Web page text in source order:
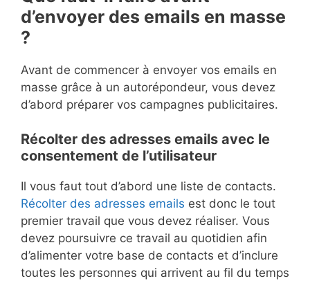
d’envoyer des emails en masse
?
Avant de commencer à envoyer vos emails en
masse grâce à un autorépondeur, vous devez
d’abord préparer vos campagnes publicitaires.
Récolter des adresses emails avec le
consentement de l’utilisateur
Il vous faut tout d’abord une liste de contacts.
Récolter des adresses emails est donc le tout
premier travail que vous devez réaliser. Vous
devez poursuivre ce travail au quotidien afin
d’alimenter votre base de contacts et d’inclure
toutes les personnes qui arrivent au fil du temps